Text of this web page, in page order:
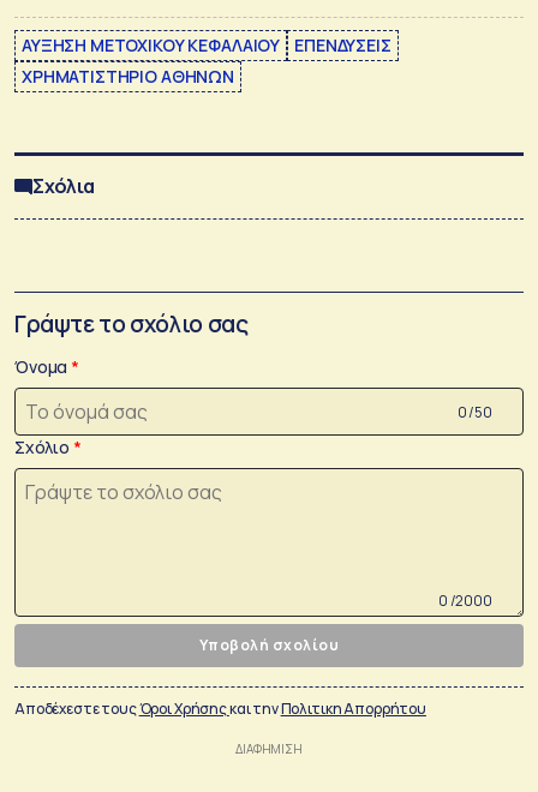
ΑΥΞΗΣΗ ΜΕΤΟΧΙΚΟΥ ΚΕΦΑΛΑΙΟΥ
ΕΠΕΝΔΥΣΕΙΣ
ΧΡΗΜΑΤΙΣΤΗΡΙΟ ΑΘΗΝΩΝ
Σχόλια
Γράψτε το σχόλιο σας
Όνομα
0 /50
Σχόλιο
0 /2000
Υποβολή σχολίου
Αποδέχεστε τουςΌροι Χρήσηςκαι τηνΠολιτικη Απορρήτου